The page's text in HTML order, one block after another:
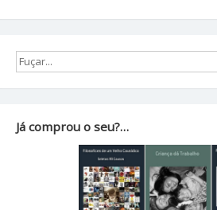
Já comprou o seu?…